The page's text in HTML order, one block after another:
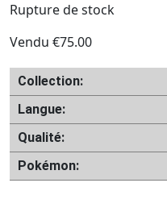
Rupture de stock
Vendu €75.00
Collection:
Langue:
Qualité:
Pokémon: